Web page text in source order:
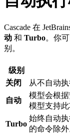
Cascade 在
动 和 Turbo。你
别。
级别
关闭
从不自动
自动
模型会根
模型支持此
Turbo
始终自动
的命令除外